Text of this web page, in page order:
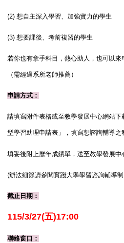
(2) 想自主深入學習、加強實力的學生
(3) 想要課後、考前複習的學生
若你也有拿手科目，熱心助人，也可以
（需經過系所老師推薦）
申請方式：
請填寫附件表格或至教學發展中心網站下
型學習助理申請表」 ， 填寫想諮詢輔導之
填妥後附上歷年成績單 ， 送至教學發展中
(辦法細節請參閱實踐大學學習諮詢輔導
截止日期：
115/3/27(五)17:00
聯絡窗口：